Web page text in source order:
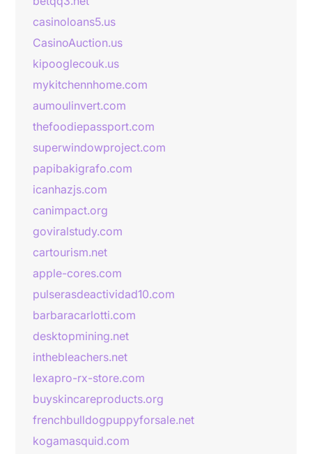
casinoloans5.us
CasinoAuction.us
kipooglecouk.us
mykitchennhome.com
aumoulinvert.com
thefoodiepassport.com
superwindowproject.com
papibakigrafo.com
icanhazjs.com
canimpact.org
goviralstudy.com
cartourism.net
apple-cores.com
pulserasdeactividad10.com
barbaracarlotti.com
desktopmining.net
inthebleachers.net
lexapro-rx-store.com
buyskincareproducts.org
frenchbulldogpuppyforsale.net
kogamasquid.com